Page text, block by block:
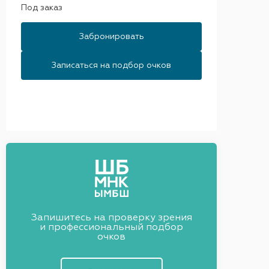
Под заказ
Забронировать
Записаться на подбор очков
Запишитесь на проверку зрения
и профессиональный подбор
очков